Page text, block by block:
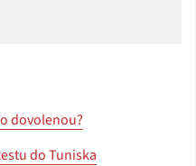
dovolenou?
do Tuniska